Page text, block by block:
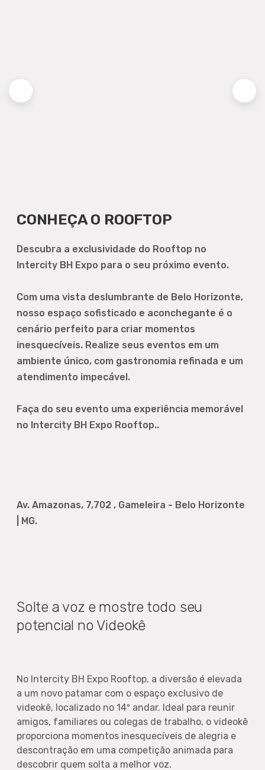
CONHEÇA O ROOFTOP
Descubra a exclusividade do Rooftop no
Intercity BH Expo para o seu próximo evento.
Com uma vista deslumbrante de Belo Horizonte,
nosso espaço sofisticado e aconchegante é o
cenário perfeito para criar momentos
inesquecíveis. Realize seus eventos em um
ambiente único, com gastronomia refinada e um
atendimento impecável.
Faça do seu evento uma experiência memorável
no Intercity BH Expo Rooftop..
Av. Amazonas, 7,702 , Gameleira - Belo Horizonte
| MG.
Solte a voz e mostre todo seu
potencial no Videokê
No Intercity BH Expo Rooftop, a diversão é elevada
a um novo patamar com o espaço exclusivo de
videokê, localizado no 14º andar. Ideal para reunir
amigos, familiares ou colegas de trabalho, o videokê
proporciona momentos inesquecíveis de alegria e
descontração em uma competição animada para
descobrir quem solta a melhor voz.